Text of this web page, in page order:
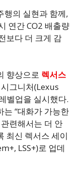
행의 실현과 함께,
연간 CO2 배출량
보다 더 크게 감
향상으로 렉서스
그니처(Lexus
벨업을 실시했다.
는 “대화가 가능한
련해서는 더 안
최신 렉서스 세이
LSS+)로 업데